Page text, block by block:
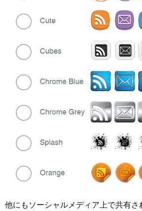
他にもソーシャルメディア上で共有さ